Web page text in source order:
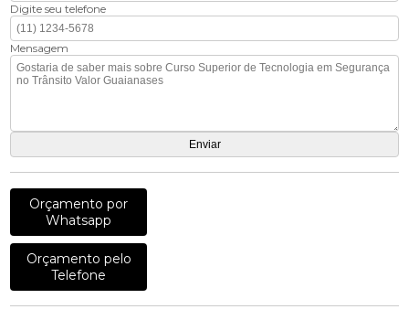
Digite seu telefone
Mensagem
Orçamento por
Whatsapp
Orçamento pelo
Telefone